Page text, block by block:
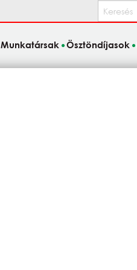
Keresés
Munkatársak Ösztöndíjasok